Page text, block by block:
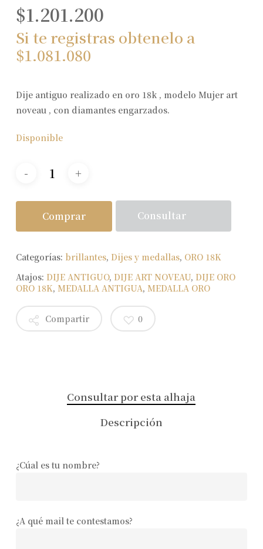
$1.201.200
Si te registras obtenelo a
$1.081.080
Dije antiguo realizado en oro 18k , modelo Mujer art
noveau , con diamantes engarzados.
Disponible
Comprar Consultar
Categorías: brillantes, Dijes y medallas, ORO 18K
Atajos: DIJE ANTIGUO, DIJE ART NOVEAU, DIJE ORO
ORO 18K, MEDALLA ANTIGUA, MEDALLA ORO
Compartir 0
Consultar por esta alhaja
Descripción
¿Cúal es tu nombre?
¿A qué mail te contestamos?